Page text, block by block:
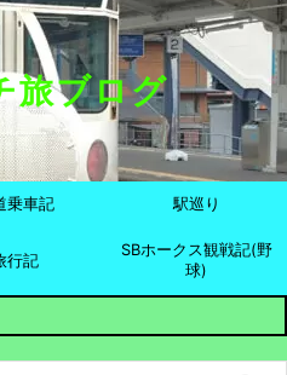
旅ブログ
乗車記 駅巡り
行記
SBホークス観戦記(野
球)